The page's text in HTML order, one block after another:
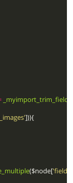
_myimport_trim_field
])){
($node[